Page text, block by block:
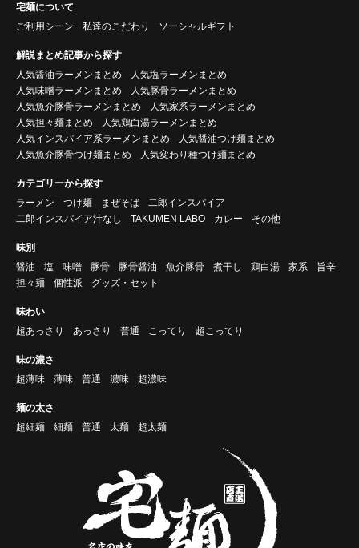
宅麺について
ご利用シーン
私達のこだわり ソーシャルギフト
解説まとめ記事から探す
人気醤油ラーメンまとめ
人気塩ラーメンまとめ
人気味噌ラーメンまとめ
人気豚骨ラーメンまとめ
人気魚介豚骨ラーメンまとめ
人気家系ラーメンまとめ
人気担々麺まとめ
人気鶏白湯ラーメンまとめ
人気インスパイア系ラーメンまとめ
人気醤油つけ麺まとめ
人気魚介豚骨つけ麺まとめ
人気変わり種つけ麺まとめ
カテゴリーから探す
ラーメン
つけ麺 まぜそば
二郎インスパイア
二郎インスパイア汁なし
TAKUMEN LABO カレー その他
味別
醤油
塩 味噌 豚骨 豚骨醤油 魚介豚骨 煮干し 鶏白湯 家系
旨辛
担々麺
個性派 グッズ・セット
味わい
超あっさり
あっさり 普通 こってり 超こってり
味の濃さ
超薄味
薄味 普通 濃味 超濃味
麺の太さ
超細麺
細麺 普通 太麺 超太麺